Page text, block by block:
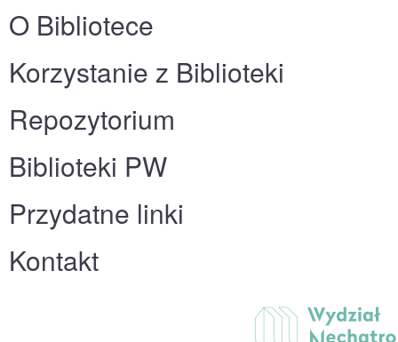
O Bibliotece
Korzystanie z Biblioteki
Repozytorium
Biblioteki PW
Przydatne linki
Kontakt